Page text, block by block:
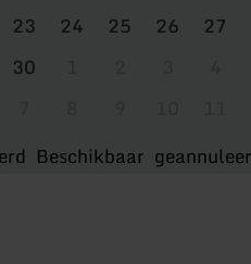
23 24 25 26
27
30
Beschikbaar